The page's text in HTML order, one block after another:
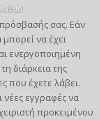
σας. Εάν
να έχει
ενεργοποιημένη
διάρκεια της
που έχετε λάβει.
εγγραφές να
προκειμένου